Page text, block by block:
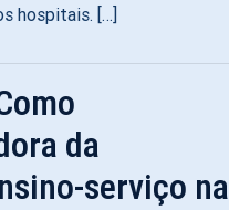
hospitais. […]
da
serviço na